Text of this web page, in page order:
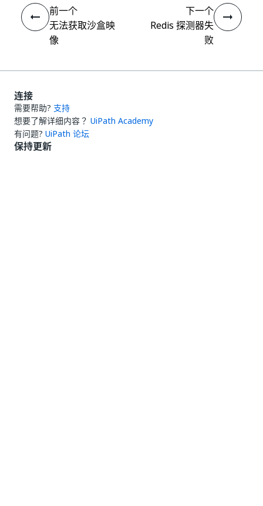
前一个
无法获取沙盒映
像
下一个
Redis 探测器失
败
连接
需要帮助? 支持
想要了解详细内容？ UiPath Academy
有问题? UiPath 论坛
保持更新